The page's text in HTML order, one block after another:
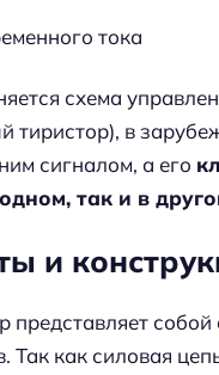
тока
схема
тиристор), в
сигналом, а его
так и в
и
представляет
Так как силовая